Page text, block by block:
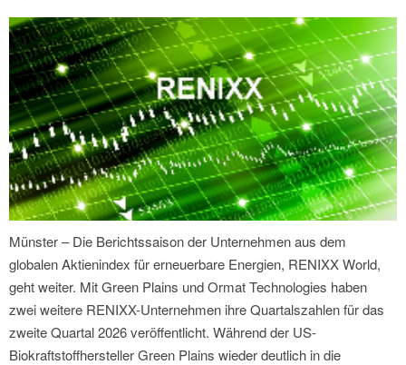
Münster – Die Berichtssaison der Unternehmen aus dem
globalen Aktienindex für erneuerbare Energien, RENIXX World,
geht weiter. Mit Green Plains und Ormat Technologies haben
zwei weitere RENIXX-Unternehmen ihre Quartalszahlen für das
zweite Quartal 2026 veröffentlicht. Während der US-
Biokraftstoffhersteller Green Plains wieder deutlich in die